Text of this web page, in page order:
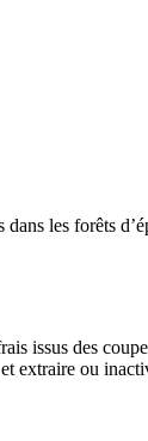
les forêts
issus des
extraire ou